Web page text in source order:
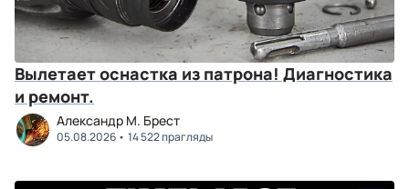
Вылетает оснастка из патрона! Диагностика
и ремонт.
Александр М. Брест
05.08.2026 14 522 прагляды